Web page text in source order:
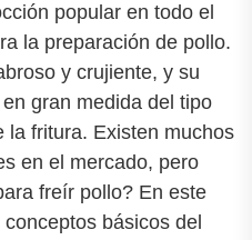
popular en todo el
la preparación de pollo.
y crujiente, y su
gran medida del tipo
la fritura. Existen muchos
en el mercado, pero
freír pollo? En este
básicos del